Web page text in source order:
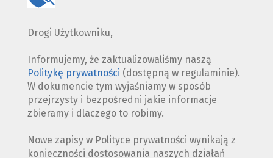
Drogi Użytkowniku,
Informujemy, że zaktualizowaliśmy naszą
Politykę prywatności (dostępną w regulaminie).
W dokumencie tym wyjaśniamy w sposób
przejrzysty i bezpośredni jakie informacje
zbieramy i dlaczego to robimy.
Nowe zapisy w Polityce prywatności wynikają z
konieczności dostosowania naszych działań